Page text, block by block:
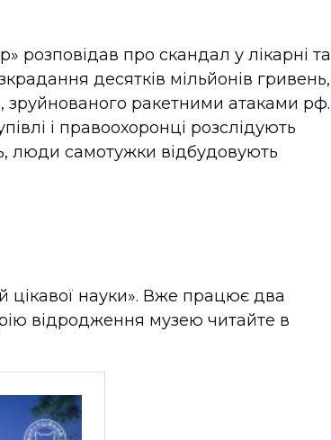
розповідав про скандал у лікарні та
десятків мільйонів гривень,
зруйнованого ракетними атаками рф.
і правоохоронці розслідують
люди самотужки відбудовують
цікавої науки». Вже працює два
відродження музею читайте в